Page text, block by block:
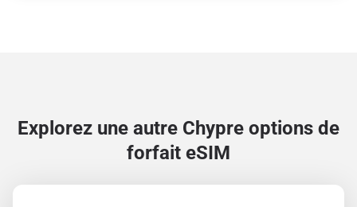
Explorez une autre Chypre options de
forfait eSIM